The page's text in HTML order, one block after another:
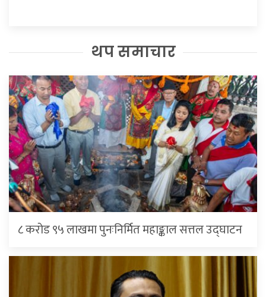
थप समाचार
८ करोड ९५ लाखमा पुनःनिर्मित महाङ्काल सत्तल उद्घाटन